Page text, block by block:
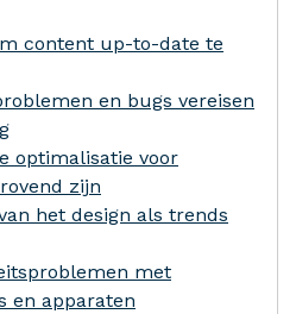
content up-to-date te
en bugs vereisen
optimalisatie voor
zijn
het design als trends
met
en apparaten